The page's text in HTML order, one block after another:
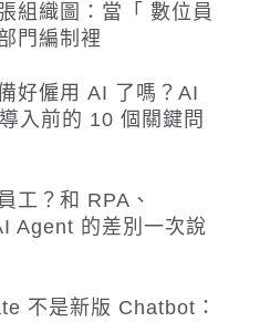
組織圖：當「 數位員
門編制裡
好僱用 AI 了嗎？AI
入前的 10 個關鍵問
工？和 RPA、
Agent 的差別一次說
不是新版 Chatbot：